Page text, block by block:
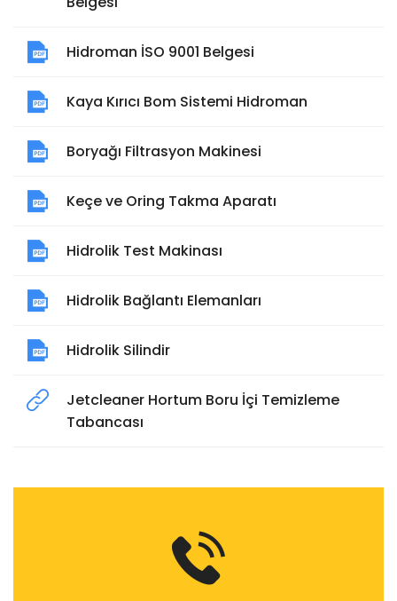
Hidroman İSO 9001 Belgesi
Kaya Kırıcı Bom Sistemi Hidroman
Boryağı Filtrasyon Makinesi
Keçe ve Oring Takma Aparatı
Hidrolik Test Makinası
Hidrolik Bağlantı Elemanları
Hidrolik Silindir
Jetcleaner Hortum Boru İçi Temizleme
Tabancası